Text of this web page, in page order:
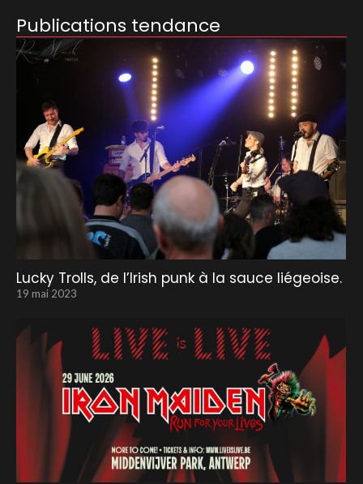
Publications tendance
Lucky Trolls, de l’Irish punk à la sauce liégeoise.
19 mai 2023